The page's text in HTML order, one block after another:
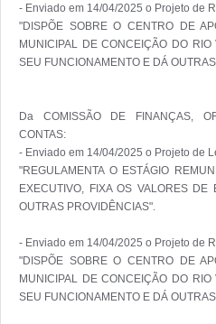
- Enviado em 14/04/2025 o Projeto de
"DISPÕE SOBRE O CENTRO DE
MUNICIPAL DE CONCEIÇÃO DO
SEU FUNCIONAMENTO E DÁ
Da COMISSÃO DE FINANÇAS,
CONTAS:
- Enviado em 14/04/2025 o Projeto de
"REGULAMENTA O ESTÁGIO
EXECUTIVO, FIXA OS VALORES
OUTRAS PROVIDÊNCIAS".
- Enviado em 14/04/2025 o Projeto de
"DISPÕE SOBRE O CENTRO DE
MUNICIPAL DE CONCEIÇÃO DO
SEU FUNCIONAMENTO E DÁ